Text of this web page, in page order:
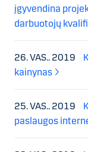
įgyvendina
darbuotojų
26. VAS.. 2019
kainynas
25. VAS.. 2019
paslaugos